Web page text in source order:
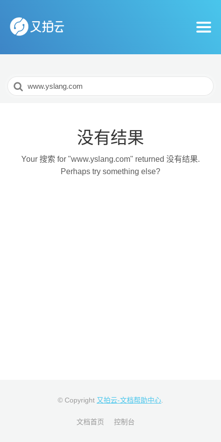
搜
索
没有结果
Your 搜索 for "www.yslang.com" returned 没有结果.
Perhaps try something else?
© Copyright 又拍云-文档帮助中心
文档首页 控制台